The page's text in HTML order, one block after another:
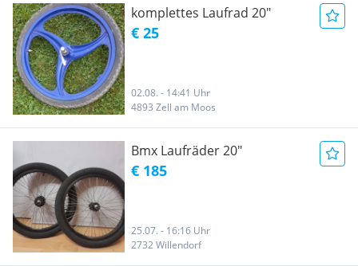
komplettes Laufrad 20"
€ 25
02.08. - 14:41 Uhr
4893 Zell am Moos
Bmx Laufräder 20"
€ 185
25.07. - 16:16 Uhr
2732 Willendorf